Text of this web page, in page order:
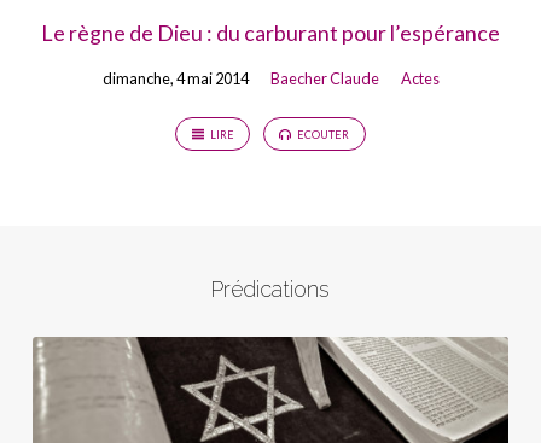
Le règne de Dieu : du carburant pour l’espérance
dimanche, 4 mai 2014 Baecher Claude Actes
LIRE ECOUTER
Prédications